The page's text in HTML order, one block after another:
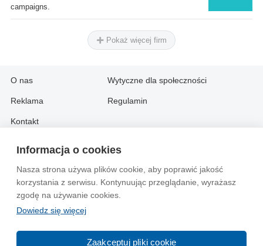
Informacja o cookies
Nasza strona używa plików cookie, aby poprawić jakość
korzystania z serwisu. Kontynuując przeglądanie, wyrażasz
zgodę na używanie cookies.
Dowiedz się więcej
Zaakceptuj pliki cookie
campaigns.
Pokaż więcej firm
O nas
Reklama
Kontakt
Wytyczne dla społeczności
Regulamin
Information in English:
About
Advertise
Contact